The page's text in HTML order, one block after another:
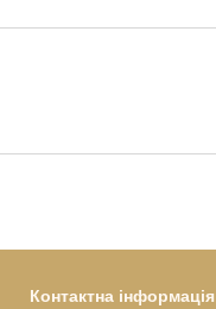
Контактна інформація